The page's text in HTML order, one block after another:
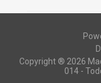
Copyright ® 2026
014 -